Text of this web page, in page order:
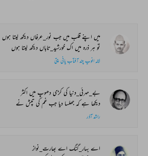
میں اپنے قلب میں جب نور_عرفاں دیکھ لیتا ہوں
تو ہر ذرہ میں اک خورشید_تاباں دیکھ لیتا ہوں
لالہ انوپ چند آفتاب پانی پتی
بے_مہرئی_دنیا کی کڑی دھوپ میں اکثر
دیکھا ہے کہ جھلسا دیا جب غم کی تپش نے
راشد آذر
اے بہار_گنگ اے بھارت_نواز